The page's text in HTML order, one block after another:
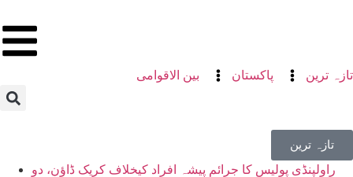
بین الاقوامی پاکستان تازہ ترین
تازہ ترین
راولپنڈی پولیس کا جرائم پیشہ افراد کیخلاف کریک ڈاؤن، دو